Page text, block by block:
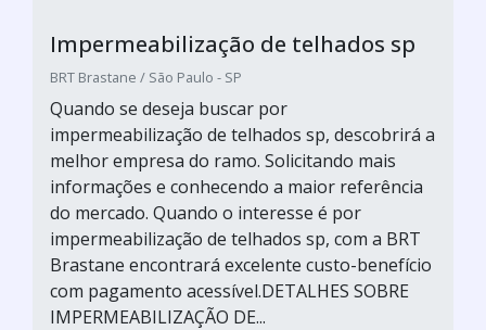
Impermeabilização de telhados sp
BRT Brastane / São Paulo - SP
Quando se deseja buscar por
impermeabilização de telhados sp, descobrirá a
melhor empresa do ramo. Solicitando mais
informações e conhecendo a maior referência
do mercado. Quando o interesse é por
impermeabilização de telhados sp, com a BRT
Brastane encontrará excelente custo-benefício
com pagamento acessível.DETALHES SOBRE
IMPERMEABILIZAÇÃO DE...